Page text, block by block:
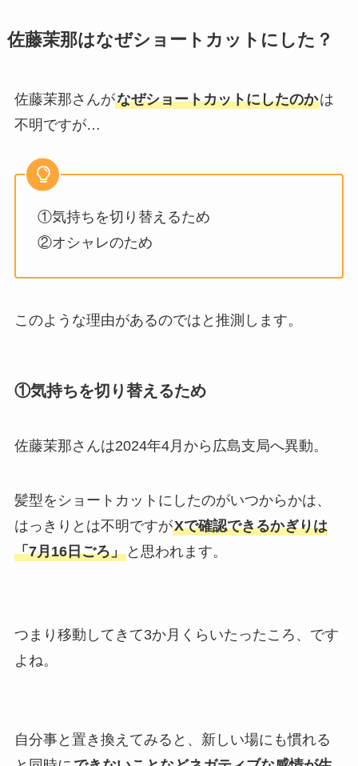
佐藤茉那はなぜショートカットにした？
佐藤茉那さんがなぜショートカットにしたのかは
不明ですが…
①気持ちを切り替えるため
②オシャレのため
このような理由があるのではと推測します。
①気持ちを切り替えるため
佐藤茉那さんは2024年4月から広島支局へ異動。
髪型をショートカットにしたのがいつからかは、
はっきりとは不明ですがXで確認できるかぎりは
「7月16日ごろ」と思われます。
つまり移動してきて3か月くらいたったころ、です
よね。
自分事と置き換えてみると、新しい場にも慣れる